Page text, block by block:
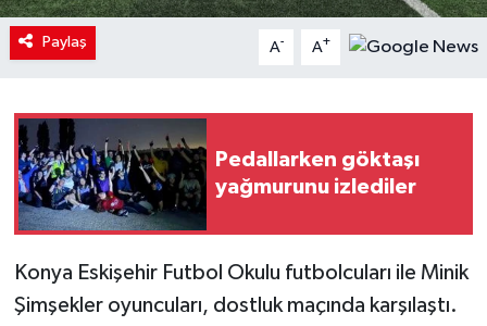
Paylaş A- A+
Pedallarken göktaşı
yağmurunu izlediler
Konya Eskişehir Futbol Okulu futbolcuları ile Minik
Şimşekler oyuncuları, dostluk maçında karşılaştı.